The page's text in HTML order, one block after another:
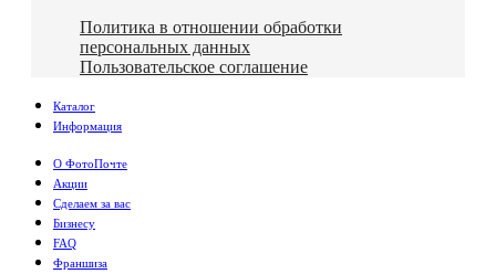
Политика в отношении обработки
персональных данных
Пользовательское соглашение
Каталог
Информация
О ФотоПочте
Акции
Сделаем за вас
Бизнесу
FAQ
Франшиза